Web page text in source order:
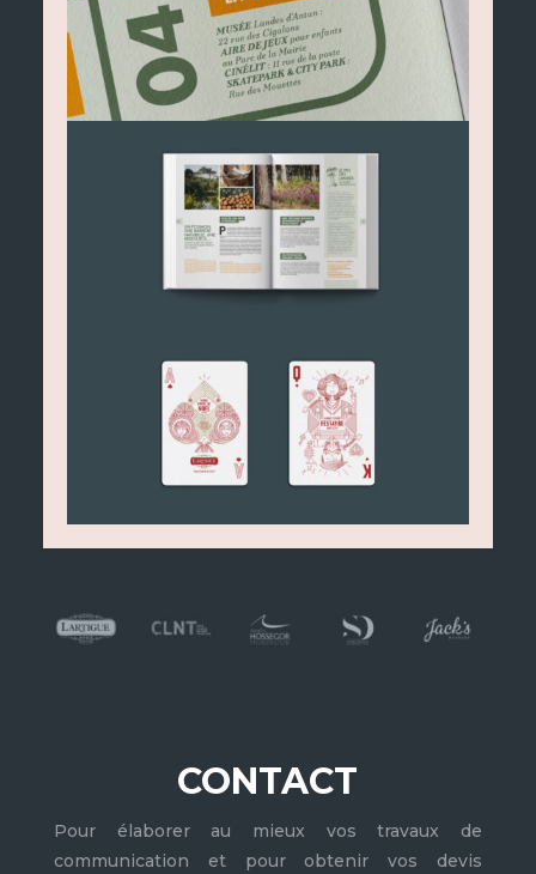
CONTACT
Pour élaborer au mieux vos travaux de
communication et pour obtenir vos devis